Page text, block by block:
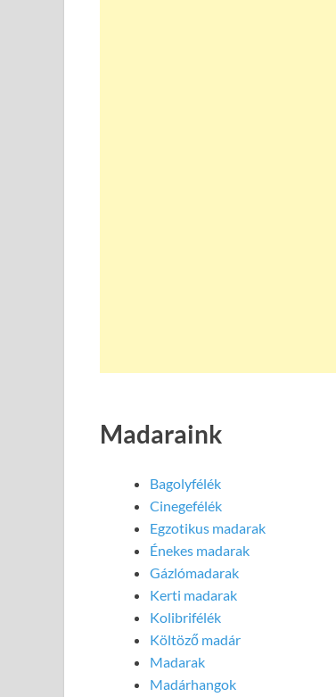
Madaraink
Bagolyfélék
Cinegefélék
Egzotikus madarak
Énekes madarak
Gázlómadarak
Kerti madarak
Kolibrifélék
Költöző madár
Madarak
Madárhangok